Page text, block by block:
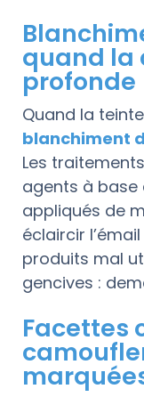
quand la
profonde
Quand la
blanchiment
Les
agents à base
appliqués de
éclaircir
produits mal
gencives :
Facettes